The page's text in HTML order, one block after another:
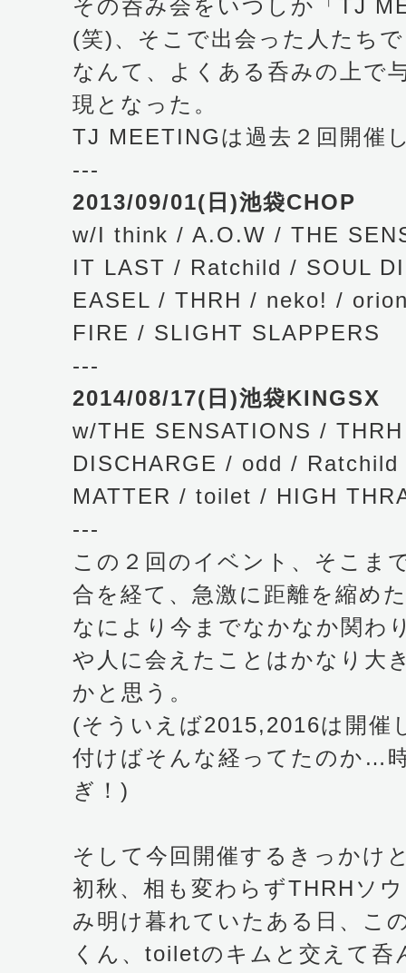
その呑み会をいつしか「TJ
(笑)、そこで出会った人たち
なんて、よくある呑みの上で
現となった。
TJ MEETINGは過去２回開催
---
2013/09/01(日)池袋CHOP
w/I think / A.O.W / THE
IT LAST / Ratchild / SOUL
EASEL / THRH / neko! /
FIRE / SLIGHT SLAPPERS
---
2014/08/17(日)池袋KINGSX
w/THE SENSATIONS /
DISCHARGE / odd /
MATTER / toilet / HIGH
---
この２回のイベント、そこま
合を経て、急激に距離を縮め
なにより今までなかなか関わ
や人に会えたことはかなり大
かと思う。
(そういえば2015,2016は開催
付けばそんな経ってたのか…
ぎ！)
そして今回開催するきっかけ
初秋、相も変わらずTHRHソ
み明け暮れていたある日、こ
くん、toiletのキムと交えて呑